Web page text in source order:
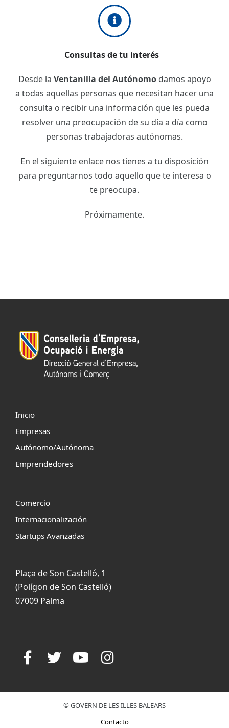
Consultas de tu interés
Desde la Ventanilla del Autónomodamos apoyo
a todas aquellas personas que necesitan hacer una
consulta o recibir una información que les pueda
resolver una preocupación de su día a día como
personas trabajadoras autónomas.
En el siguiente enlace nos tienes a tu disposición
para preguntarnos todo aquello que te interesa o
te preocupa.
Próximamente.
Inicio
Empresas
Autónomo/Autónoma
Emprendedores
Comercio
Internacionalización
Startups Avanzadas
Plaça de Son Castelló, 1
(Polígon de Son Castelló)
07009 Palma
© GOVERN DE LES ILLES BALEARS
Contacto